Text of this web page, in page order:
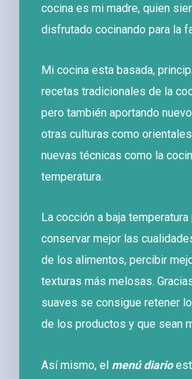
cocina es mi madre, quien
disfrutado cocinando para la
Mi cocina esta basada,
recetas tradicionales de la
pero también aportando
otras culturas como
nuevas técnicas como la
temperatura.
La cocción a baja
conservar mejor las
de los alimentos, percibir
texturas más melosas.
suaves se consigue retener
de los productos y que sean
Así mismo, el menú diario